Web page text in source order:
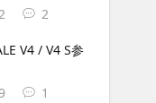
2
V4 / V4 S参
1